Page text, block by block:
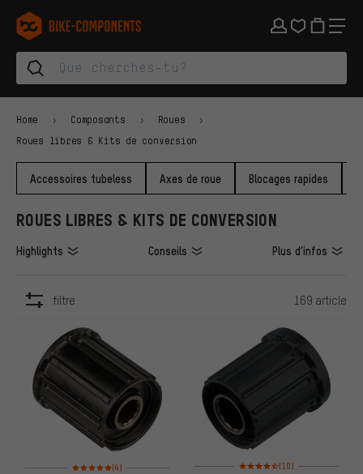
Aller à la navigation principale
Aller à la navigation des catégories
Aller au contenu
Aller aux marques et à la newsletter
Aller au pied de page
bike-components.de Page d'accueil
Home Composants Roues
Roues libres & Kits de conversion
Accessoires tubeless Axes de roue Blocages rapides
ROUES LIBRES & KITS DE CONVERSION
Highlights Conseils Plus d'infos
filtre 169 article
Note moyenne : 5 sur 5 d'après 4 avis
(4) Note moyenne : 4,5 sur 5
(10)